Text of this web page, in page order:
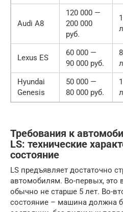
Audi A8
120 000 —
200 000
руб.
Lexus ES
60 000 —
90 000 руб.
Hyundai
Genesis
50 000 —
80 000 руб.
Требования к
LS: технические
состояние
LS предъявляет достаточно
автомобилям. Во-первых, это
обычно не старше 5 лет. Во-
состояние – машина должна